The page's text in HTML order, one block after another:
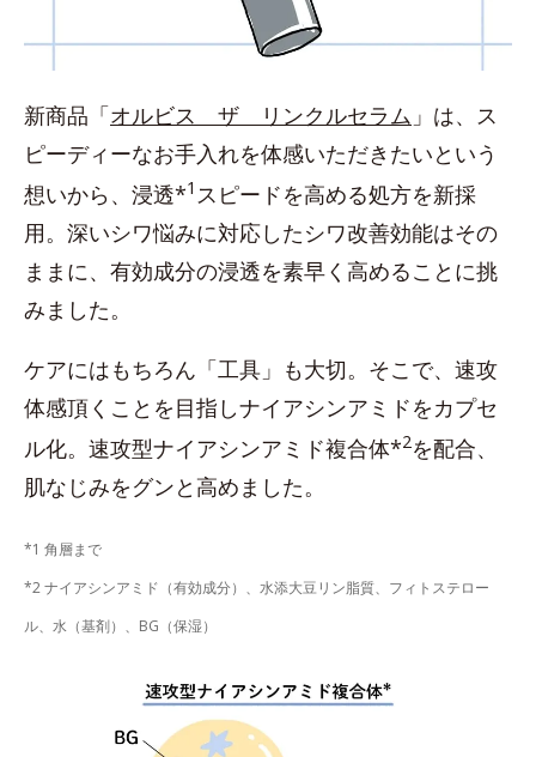
新商品「オルビス ザ リンクルセラム 」は、ス
ピーディーなお手入れを体感いただきたいという
想いから、浸透*1 スピードを高める処方を新採
用。深いシワ悩みに対応したシワ改善効能はその
ままに、有効成分の浸透を素早く高めることに挑
みました。
ケアにはもちろん「工具」も大切。そこで、速攻
体感頂くことを目指しナイアシンアミドをカプセ
ル化。速攻型ナイアシンアミド複合体*2を配合、
肌なじみをグンと高めました。
*1 角層まで
*2 ナイアシンアミド（有効成分）、水添大豆リン脂質、フィトステロー
ル、水（基剤）、BG（保湿）